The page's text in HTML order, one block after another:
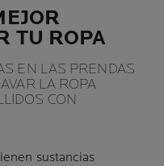
TU ROPA
EN LAS PRENDAS
LA ROPA
CON
sustancias